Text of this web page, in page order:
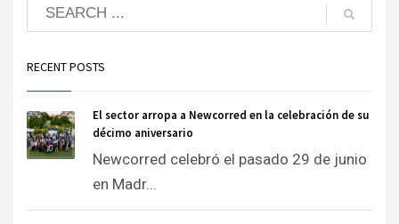
RECENT POSTS
El sector arropa a Newcorred en la celebración de su
décimo aniversario
Newcorred celebró el pasado 29 de junio
en Madr...